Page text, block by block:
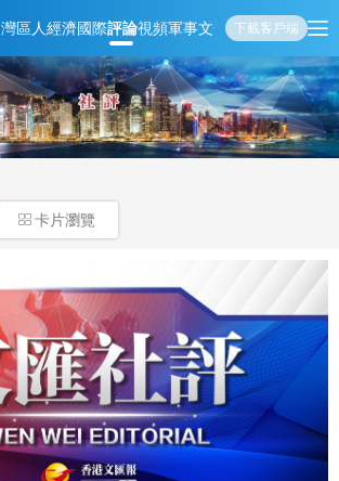
灣區人經濟國際評論視頻軍事文化 娛樂生活教育體
下載客戶端
 卡片瀏覽